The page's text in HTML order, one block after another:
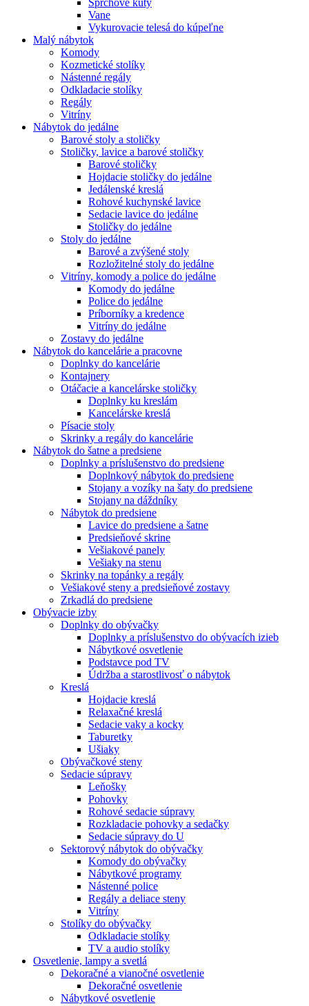
Vane
Vykurovacie telesá do kúpeľne
Malý nábytok
Komody
Kozmetické stolíky
Nástenné regály
Odkladacie stolíky
Regály
Vitríny
Nábytok do jedálne
Barové stoly a stoličky
Stoličky, lavice a barové stoličky
Barové stoličky
Hojdacie stoličky do jedálne
Jedálenské kreslá
Rohové kuchynské lavice
Sedacie lavice do jedálne
Stoličky do jedálne
Stoly do jedálne
Barové a zvýšené stoly
Rozložitelné stoly do jedálne
Vitríny, komody a police do jedálne
Komody do jedálne
Police do jedálne
Príborníky a kredence
Vitríny do jedálne
Zostavy do jedálne
Nábytok do kancelárie a pracovne
Doplnky do kancelárie
Kontajnery
Otáčacie a kancelárske stoličky
Doplnky ku kreslám
Kancelárske kreslá
Písacie stoly
Skrinky a regály do kancelárie
Nábytok do šatne a predsiene
Doplnky a príslušenstvo do predsiene
Doplnkový nábytok do predsiene
Stojany a vozíky na šaty do predsiene
Stojany na dáždníky
Nábytok do predsiene
Lavice do predsiene a šatne
Predsieňové skrine
Vešiakové panely
Vešiaky na stenu
Skrinky na topánky a regály
Vešiakové steny a predsieňové zostavy
Zrkadlá do predsiene
Obývacie izby
Doplnky do obývačky
Doplnky a príslušenstvo do obývacích izieb
Nábytkové osvetlenie
Podstavce pod TV
Údržba a starostlivosť o nábytok
Kreslá
Hojdacie kreslá
Relaxačné kreslá
Sedacie vaky a kocky
Taburetky
Ušiaky
Obývačkové steny
Sedacie súpravy
Leňošky
Pohovky
Rohové sedacie súpravy
Rozkladacie pohovky a sedačky
Sedacie súpravy do U
Sektorový nábytok do obývačky
Komody do obývačky
Nábytkové programy
Nástenné police
Regály a deliace steny
Vitríny
Stolíky do obývačky
Odkladacie stolíky
TV a audio stolíky
Osvetlenie, lampy a svetlá
Dekoračné a vianočné osvetlenie
Dekoračné osvetlenie
Nábytkové osvetlenie